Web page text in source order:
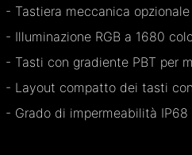
- Tastiera meccanica
- Illuminazione RGB a 1680
- Tasti con gradiente PBT per
- Layout compatto dei tasti
- Grado di impermeabilità